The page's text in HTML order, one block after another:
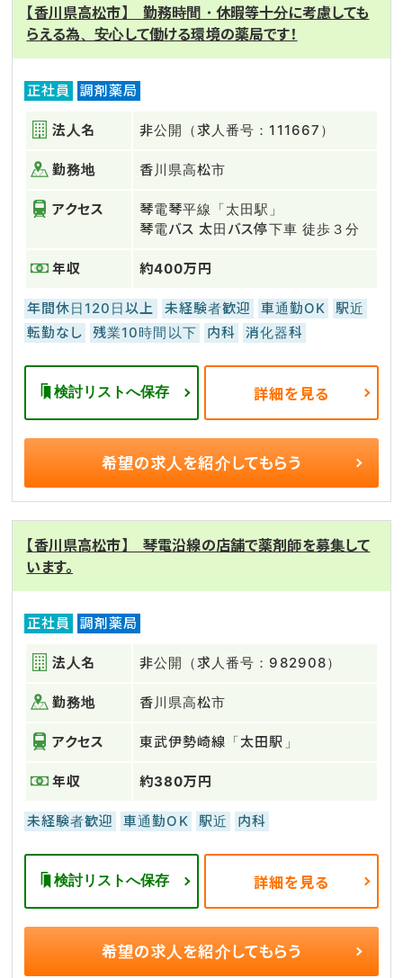
【香川県高松市】 勤務時間・休暇等十分に考慮しても
らえる為、安心して働ける環境の薬局です！
正社員 調剤薬局
法人名 非公開（求人番号：111667）
勤務地 香川県高松市
アクセス
琴電琴平線「太田駅」
琴電バス 太田バス停下車 徒歩３分
年収 約400万円
年間休日120日以上 未経験者歓迎 車通勤OK
駅近
転勤なし
残業10時間以下 内科 消化器科
検討リストへ保存 詳細を見る
希望の求人を紹介してもらう
【香川県高松市】 琴電沿線の店舗で薬剤師を募集して
います。
正社員 調剤薬局
法人名 非公開（求人番号：982908）
勤務地 香川県高松市
アクセス 東武伊勢崎線「太田駅」
年収 約380万円
未経験者歓迎 車通勤OK 駅近 内科
検討リストへ保存 詳細を見る
希望の求人を紹介してもらう